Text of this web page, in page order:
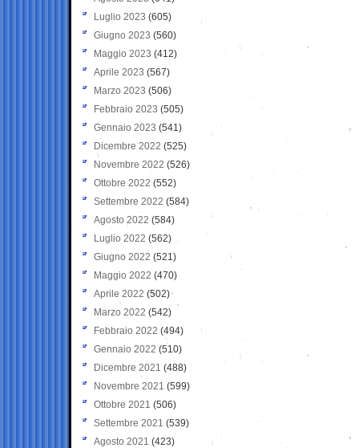
Luglio 2023 (605)
Giugno 2023 (560)
Maggio 2023 (412)
Aprile 2023 (567)
Marzo 2023 (506)
Febbraio 2023 (505)
Gennaio 2023 (541)
Dicembre 2022 (525)
Novembre 2022 (526)
Ottobre 2022 (552)
Settembre 2022 (584)
Agosto 2022 (584)
Luglio 2022 (562)
Giugno 2022 (521)
Maggio 2022 (470)
Aprile 2022 (502)
Marzo 2022 (542)
Febbraio 2022 (494)
Gennaio 2022 (510)
Dicembre 2021 (488)
Novembre 2021 (599)
Ottobre 2021 (506)
Settembre 2021 (539)
Agosto 2021 (423)